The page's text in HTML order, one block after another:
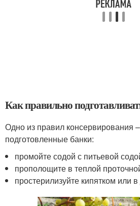
Как правильно
Одно из правил консервирования
подготовленные банки:
промойте содой с питьевой
прополощите в теплой
простерилизуйте кипятком или в